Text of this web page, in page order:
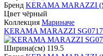
Бренд KERAMA MARAZZI
Цвет чёрный
Коллекция Мариначе
KERAMA MARAZZI
Ширина(см) 119.5